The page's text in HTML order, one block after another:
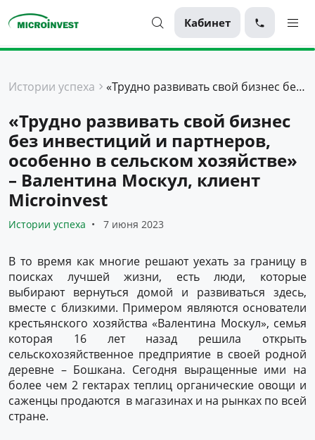
Кабинет
О компании
Для клиентов
Истории успеха «Трудно развивать свой бизнес без инвестиций и партнеров, особенно в сельском хозяйстве» – Валентина Москул, клиент Microinvest
«Трудно развивать свой бизнес
без инвестиций и партнеров,
особенно в сельском хозяйстве»
– Валентина Москул, клиент
Microinvest
Истории успеха 7 июня 2023
В то время как многие решают уехать за границу в
поисках лучшей жизни, есть люди, которые
выбирают вернуться домой и развиваться здесь,
вместе с близкими. Примером являются основатели
крестьянского хозяйства «Валентина Москул», семья
которая 16 лет назад решила открыть
сельскохозяйственное предприятие в своей родной
деревне – Бошкана. Сегодня выращенные ими на
более чем 2 гектарах теплиц органические овощи и
саженцы продаются в магазинах и на рынках по всей
стране.